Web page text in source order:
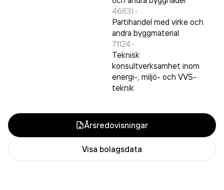
46831 ·
Partihandel med virke och
andra byggmaterial
71124 ·
Teknisk
konsultverksamhet inom
energi-, miljö- och VVS-
teknik
Årsredovisningar
Visa bolagsdata